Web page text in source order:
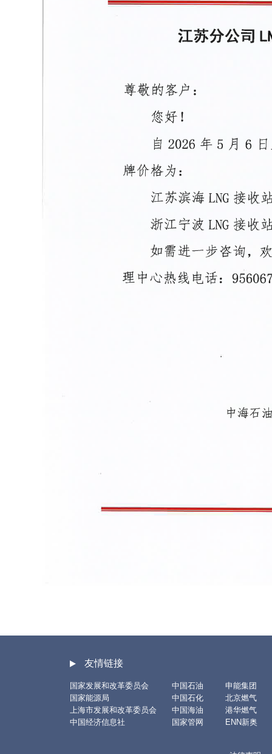
友情链接
国家发展和改革委员会
国家能源局
上海市发展和改革委员会
中国经济信息社
中国石油
中国石化
中国海油
国家管网
申能集团
北京燃气
港华燃气
ENN新奥